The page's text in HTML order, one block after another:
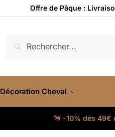
Offre de Pâque :
Recherche
Décoration Cheval
-10% dès 49€